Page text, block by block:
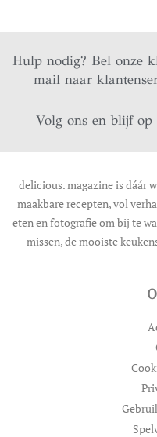
Hulp nodig? Bel onze
mail naar
Volg ons en blijf op
delicious. magazine is dáár
maakbare recepten, vol
eten en fotografie om bij te
missen, de mooiste